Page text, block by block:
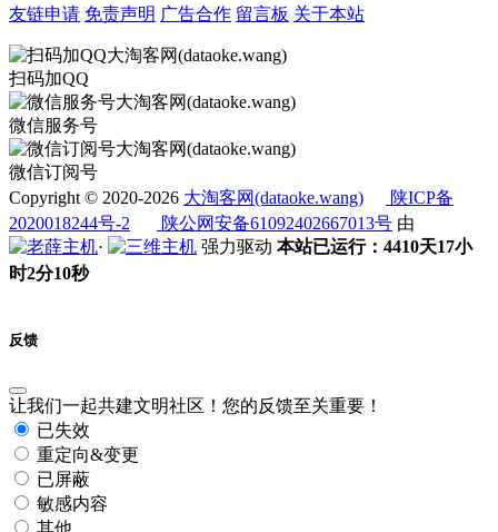
友链申请 免责声明 广告合作 留言板 关于本站
扫码加QQ
微信服务号
微信订阅号
Copyright © 2020-2026 大淘客网(dataoke.wang)
陕ICP备
2020018244号-2
陕公网安备61092402667013号 由
·
强力驱动 本站已运行：4410天17小
时2分10秒
反馈
让我们一起共建文明社区！您的反馈至关重要！
已失效
重定向&变更
已屏蔽
敏感内容
其他